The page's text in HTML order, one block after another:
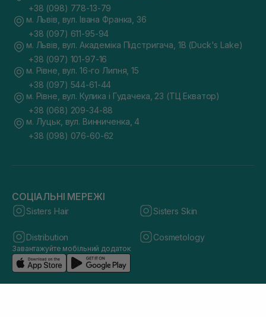
+38 (098) 778-13-79
м. Львів, вул. Івана Франка, 36
+38 (097) 611-95-94
м. Львів, вул. Академіка Підстригача, 1В (Duck's Lake)
+38 (097) 101-97-16
м. Рівне, вул. 16-го Липня, 15
+38 (097) 544-61-44
м. Рівне, вул. Кулика і Гудачека, 23 (ТЦ Екватор)
+38 (068) 209-34-88
м. Луцьк, вул. Винниченка, 4
+38 (098) 076-60-62
СОЦІАЛЬНІ МЕРЕЖІ
Sisters Hair Sisters Skin
Distribution Cosmetology
Завантажуйте мобільний додаток